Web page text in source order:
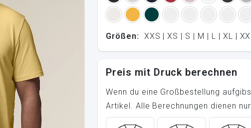
Größen: XXS | XS | S | M | L | XL |
Preis mit Druck berechnen
Wenn du eine Großbestellung
Artikel. Alle Berechnungen dienen